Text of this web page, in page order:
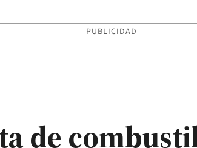
PUBLICIDAD
de